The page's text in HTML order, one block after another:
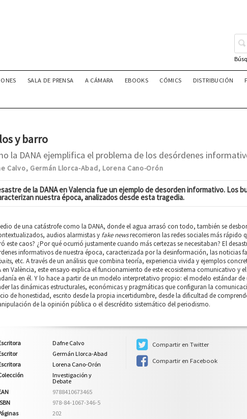
SALA DE PRENSA A CÁMARA EBOOKS CÓMICS DISTRIBUCIÓN
y barro
la DANA ejemplifica el problema de los desórdenes
Calvo, Germán Llorca-Abad, Lorena Cano-Orón
de la DANA en Valencia fue un ejemplo de desorden informativo. Los
nuestra época, analizados desde esta tragedia.
de una catástrofe como la DANA, donde el agua arrasó con todo, también se
audios alarmistas y fake newsrecorrieron las redes sociales más rápido
este caos? ¿Por qué ocurrió justamente cuando más certezas se necesitaban? El
informativos de nuestra época, caracterizada por la desinformación, las noticias
, etc. A través de un análisis que combina teoría, experiencia vivida y ejemplos
en València, este ensayo explica el funcionamiento de este ecosistema comunicativo y
en él. Y lo hace a partir de un modelo interpretativo propio: el modelo estándar de
las dinámicas estructurales, económicas y pragmáticas que configuran la
de honestidad, escrito desde la propia incertidumbre, desde la dificultad de
de la opinión pública o el descrédito sistemático del periodismo.
Dafne Calvo
Germán Llorca-Abad
Lorena Cano-Orón
Investigación y
Debate
9788410673465
978-84-1067-346-5
202
Compartir en Twitter
Compartir en Facebook